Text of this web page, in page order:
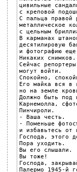
цивильные
с креповой
С пальца правой
металлическое
с цельным
В карманах
десятилировую
и фотографию
Никаких снимков.
Сейчас
могут войти.
Спокойно,
Его майка вся в
но на земле
Должно быть под
Карнемолла,
Пинчироли.
- Ваша честь.
- Поменьше
и избавьтесь от
Господа, этого
Пора уходить.
Вы его слышали.
Вы тоже!
Господа,